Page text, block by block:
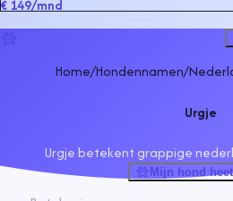
€ 149/mnd
Home/Hondennamen/
Urgje
Urgje betekent grappige
Mijn hond